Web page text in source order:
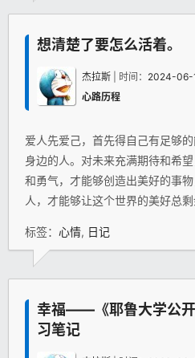
想清楚了要怎么活着。
杰拉斯 | 时间： 2024-06-
心路历程
爱人先爱己，首先得自己有足够
身边的人。对未来充满期待和希
和勇气，才能够创造出美好的事
人，才能够让这个世界的美好总剩
标签： 心情, 日记
幸福——《耶鲁大学公
习笔记